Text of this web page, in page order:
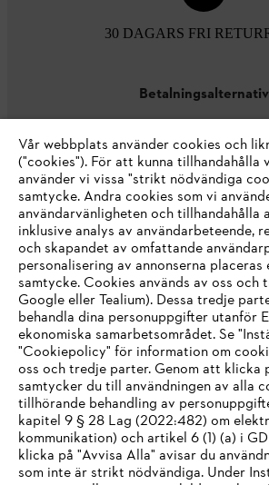
30 DAGARS FRI
Betalningsalternativ
Företaget
STIHL FAQ
Service
IHR BROWSER WIRD
UNTERSTÜTZT
Vår webbplats använder cookies och
("cookies"). För att kunna tillhandahålla
använder vi vissa "strikt nödvändiga
samtycke. Andra cookies som vi
användarvänligheten och tillhandahålla
inklusive analys av användarbeteende,
och skapandet av omfattande
personalisering av annonserna
samtycke. Cookies används av oss och
Google eller Tealium). Dessa tredje
behandla dina personuppgifter utanför
ekonomiska samarbetsområdet. Se
"Cookiepolicy" för information om
oss och tredje parter. Genom att klicka
samtycker du till användningen av alla
tillhörande behandling av
kapitel 9 § 28 Lag (2022:482) om
kommunikation) och artikel 6 (1) (a) i
klicka på "Avvisa Alla" avisar du
som inte är strikt nödvändiga. Under